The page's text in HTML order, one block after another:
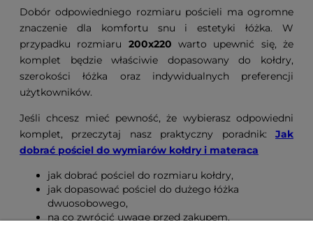
Dobór odpowiedniego rozmiaru pościeli ma ogromne
znaczenie dla komfortu snu i estetyki łóżka. W
przypadku rozmiaru 200x220 warto upewnić się, że
komplet będzie właściwie dopasowany do kołdry,
szerokości łóżka oraz indywidualnych preferencji
użytkowników.
Jeśli chcesz mieć pewność, że wybierasz odpowiedni
komplet, przeczytaj nasz praktyczny poradnik: Jak
dobrać pościel do wymiarów kołdry i materaca
jak dobrać pościel do rozmiaru kołdry,
jak dopasować pościel do dużego łóżka
dwuosobowego,
na co zwrócić uwagę przed zakupem,